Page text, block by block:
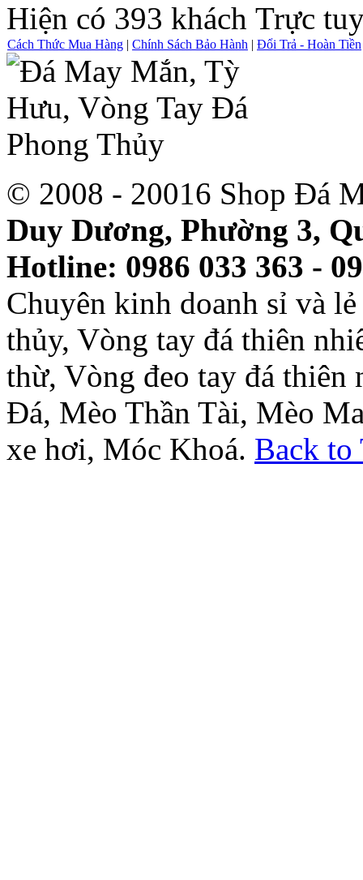
Hiện có 393 khách Trực
Cách Thức Mua Hàng | Chính Sách Bảo Hành | Đổi Trả - Hoàn Tiền
© 2008 - 20016 Shop Đá
Duy Dương, Phường 3,
Hotline: 0986 033 363 -
Chuyên kinh doanh sỉ và
thủy, Vòng tay đá thiên
thừ, Vòng đeo tay đá thiên
Đá, Mèo Thần Tài, Mèo
xe hơi, Móc Khoá. Back to